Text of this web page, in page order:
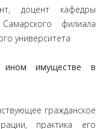
доцент кафедры
филиала
университета
имуществе в
гражданское
практика его